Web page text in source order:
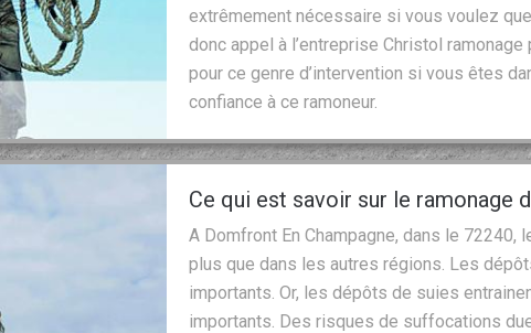
extrêmement nécessaire si vous voulez
donc appel à l’entreprise Christol
pour ce genre d’intervention si vous êtes
confiance à ce ramoneur.
Ce qui est savoir sur le ramonage
A Domfront En Champagne, dans le
plus que dans les autres régions. Les
importants. Or, les dépôts de suies
importants. Des risques de suffocations